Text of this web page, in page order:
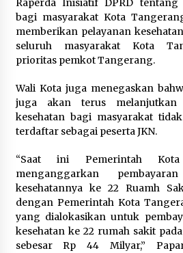
Raperda Inisiatif DPRD tentang
bagi masyarakat Kota
memberikan pelayanan
seluruh masyarakat Kota
prioritas pemkot Tangerang.
Wali Kota juga menegaskan
juga akan terus melanjutkan
kesehatan bagi masyarakat
terdaftar sebagai peserta JKN.
“Saat ini Pemerintah
menganggarkan
kesehatannya ke 22 Ruamh
dengan Pemerintah Kota
yang dialokasikan untuk
kesehatan ke 22 rumah sakit
sebesar Rp 44 Milyar,”